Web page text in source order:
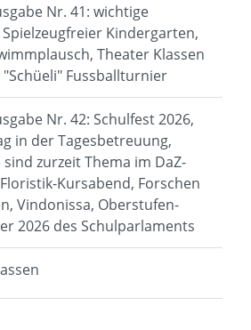
Nr. 41: wichtige
Kindergarten,
Theater Klassen
Fussballturnier
Nr. 42: Schulfest 2026,
in der Tagesbetreuung,
zurzeit Thema im DaZ-
Kursabend, Forschen
Vindonissa, Oberstufen-
2026 des Schulparlaments